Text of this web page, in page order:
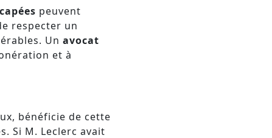
peuvent
respecter un
Un avocat
et à
bénéficie de cette
Si M. Leclerc avait